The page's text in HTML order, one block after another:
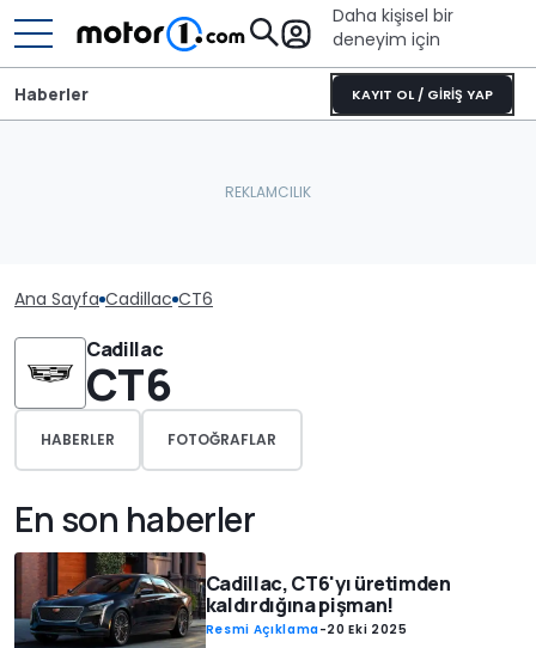
Daha kişisel bir
deneyim için
KAYIT OL / GİRİŞ YAP
Haberler
Ana Sayfa Cadillac CT6
Cadillac
CT6
HABERLER FOTOĞRAFLAR
En son haberler
Cadillac, CT6'yı üretimden
kaldırdığına pişman!
Resmi Açıklama-20 Eki 2025